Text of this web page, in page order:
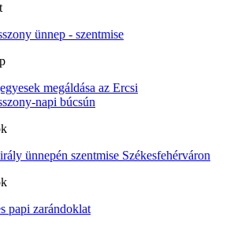
ünnep - szentmise
megáldása az Ercsi
napi búcsún
ünnepén szentmise Székesfehérváron
papi zarándoklat